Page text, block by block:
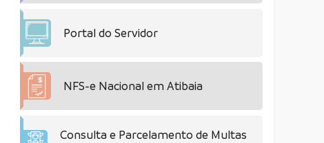
Portal do Servidor
NFS-e Nacional em Atibaia
Consulta e Parcelamento de Multas